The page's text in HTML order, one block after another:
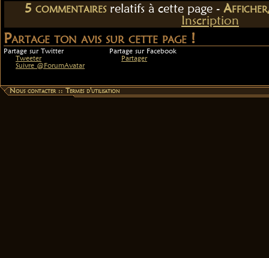
5 commentairesrelatifsà cette page -
Inscription
Partage ton avis sur cette page !
Partage sur Twitter
Partage sur Facebook
Tweeter
Suivre @ForumAvatar
Partager
Nous contacter::Termes d'utilisation